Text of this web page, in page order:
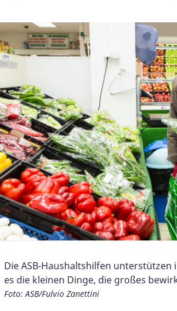
Die ASB-Haushaltshilfen unterstützen
es die kleinen Dinge, die großes
Foto: ASB/Fulvio Zanettini